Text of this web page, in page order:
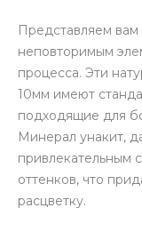
Представляем вам
неповторимым
процесса. Эти
10мм имеют
подходящие для
Минерал унакит,
привлекательным
оттенков, что
расцветку.